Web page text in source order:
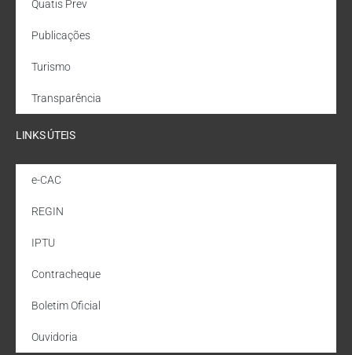
Quatis Prev
Publicações
Turismo
Transparência
LINKS ÚTEIS
e-CAC
REGIN
IPTU
Contracheque
Boletim Oficial
Ouvidoria